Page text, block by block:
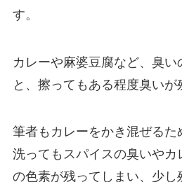
す。
カレーや麻婆豆腐など、臭い
と、擦ってもある程度臭いが
筆者もカレーをかき混ぜるた
洗ってもスパイスの臭いやカ
の色素が残ってしまい、少し